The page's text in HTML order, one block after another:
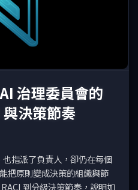
治理委員會的
決策節奏
指派了負責人，卻仍在每個
把原則變成決策的組織與節
到分級決策節奏，說明如